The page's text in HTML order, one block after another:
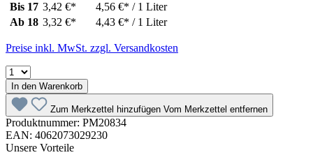
Bis 17 3,42 €*
4,56 €* / 1 Liter
Ab 18 3,32 €* 4,43 €* / 1 Liter
Preise inkl. MwSt. zzgl. Versandkosten
In den Warenkorb
Zum Merkzettel hinzufügen Vom Merkzettel entfernen
Produktnummer: PM20834
EAN: 4062073029230
Unsere Vorteile